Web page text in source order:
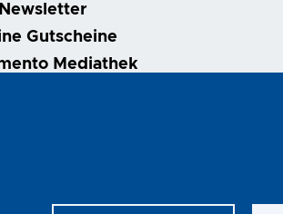
Newsletter
Gutscheine
Mediathek